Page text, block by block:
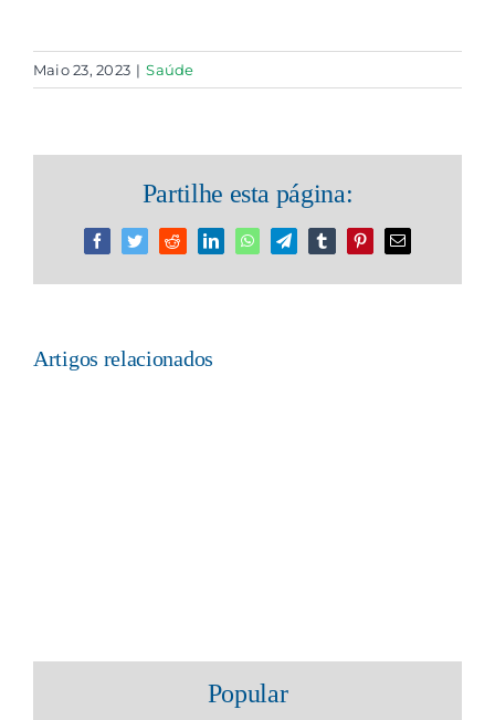
Maio 23, 2023 | Saúde
Partilhe esta página:
FacebookTwitterRedditLinkedInWhatsAppTelegramTumblrPinterestEmail
Artigos relacionados
Popular